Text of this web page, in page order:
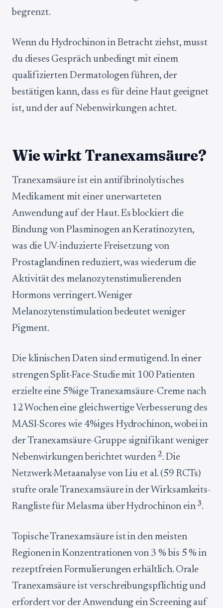
begrenzt.
Wenn du Hydrochinon in Betracht ziehst, musst
du dieses Gespräch unbedingt mit einem
qualifizierten Dermatologen führen, der
bestätigen kann, dass es für deine Haut geeignet
ist, und der auf Nebenwirkungen achtet.
Wie wirkt Tranexamsäure?
Tranexamsäure ist ein antifibrinolytisches
Medikament mit einer unerwarteten
Anwendung auf der Haut. Es blockiert die
Bindung von Plasminogen an Keratinozyten,
was die UV-induzierte Freisetzung von
Prostaglandinen reduziert, was wiederum die
Aktivität des melanozytenstimulierenden
Hormons verringert. Weniger
Melanozytenstimulation bedeutet weniger
Pigment.
Die klinischen Daten sind ermutigend. In einer
strengen Split-Face-Studie mit 100 Patienten
erzielte eine 5%ige Tranexamsäure-Creme nach
12 Wochen eine gleichwertige Verbesserung des
MASI-Scores wie 4%iges Hydrochinon, wobei in
der Tranexamsäure-Gruppe signifikant weniger
Nebenwirkungen berichtet wurden2. Die
Netzwerk-Metaanalyse von Liu et al. (59 RCTs)
stufte orale Tranexamsäure in der Wirksamkeits-
Rangliste für Melasma über Hydrochinon ein3.
Topische Tranexamsäure ist in den meisten
Regionen in Konzentrationen von 3 % bis 5 % in
rezeptfreien Formulierungen erhältlich. Orale
Tranexamsäure ist verschreibungspflichtig und
erfordert vor der Anwendung ein Screening auf